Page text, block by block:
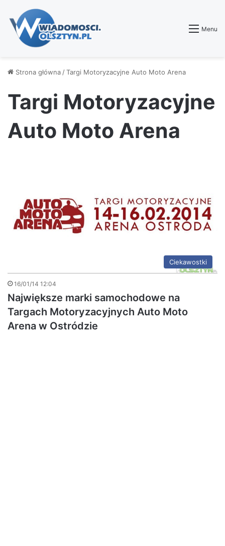
Menu
Strona główna /Targi Motoryzacyjne Auto Moto Arena
Targi Motoryzacyjne
Auto Moto Arena
Ciekawostki
16/01/14 12:04
Największe marki samochodowe na
Targach Motoryzacyjnych Auto Moto
Arena w Ostródzie